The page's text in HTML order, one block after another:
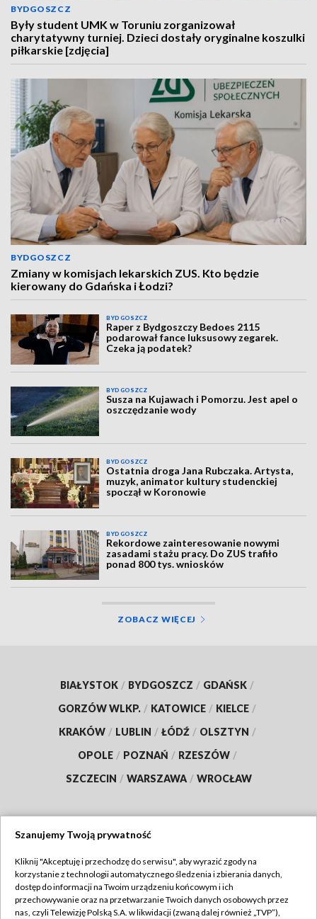
BYDGOSZCZ
Były student UMK w Toruniu zorganizował
charytatywny turniej. Dzieci dostały oryginalne koszulki
piłkarskie [zdjęcia]
BYDGOSZCZ
Zmiany w komisjach lekarskich ZUS. Kto będzie
kierowany do Gdańska i Łodzi?
BYDGOSZCZ
Raper z Bydgoszczy Bedoes 2115
podarował fance luksusowy zegarek.
Czeka ją podatek?
BYDGOSZCZ
Susza na Kujawach i Pomorzu. Jest apel o
oszczędzanie wody
BYDGOSZCZ
Ostatnia droga Jana Rubczaka. Artysta,
muzyk, animator kultury studenckiej
spoczął w Koronowie
BYDGOSZCZ
Rekordowe zainteresowanie nowymi
zasadami stażu pracy. Do ZUS trafiło
ponad 800 tys. wniosków
ZOBACZ WIĘCEJ
BIAŁYSTOK / BYDGOSZCZ / GDAŃSK /
GORZÓW WLKP. / KATOWICE / KIELCE /
KRAKÓW / LUBLIN / ŁÓDŹ / OLSZTYN /
OPOLE / POZNAŃ / RZESZÓW /
SZCZECIN / WARSZAWA / WROCŁAW
TVP
Abonament TVP
Regulamin TVP
Szanujemy Twoją prywatność
Kliknij "Akceptuję i przechodzę do serwisu", aby wyrazić zgody na
korzystanie z technologii automatycznego śledzenia i zbierania danych,
dostęp do informacji na Twoim urządzeniu końcowym i ich
przechowywanie oraz na przetwarzanie Twoich danych osobowych przez
nas, czyli Telewizję Polską S.A. w likwidacji (zwaną dalej również „TVP”),